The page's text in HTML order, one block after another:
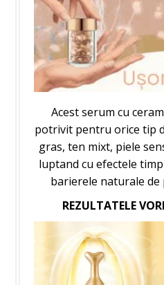
Acest serum cu
potrivit pentru orice tip
gras, ten mixt, piele
luptand cu efectele
barierele naturale de
REZULTATELE